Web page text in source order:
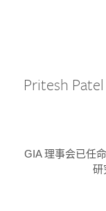
Pritesh
GIA 理事会已任
研